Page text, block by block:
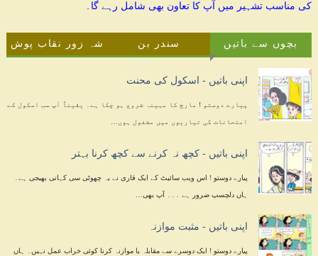
کی مناسب تشہیر میں آپ کا تعاون بھی شامل رہے گا۔
بچوں سے باتیں سندر بن شہ زور نقاب پوش
اپنی باتیں - اسکول کی محنت
پیارے دوستو ! مارچ کا مہینہ شروع ہو چکا ہے۔ یقیناً آپ سب اسکول کے
امتحانات کی تیاریوں میں مشغول ہوں…
اپنی باتیں - کچھ نہ کرنے سے کچھ کرنا بہتر
پیارے دوستو ! اس ویب سائیٹ کے ایک قاری نے یہ چھوٹی سی کہانی بھیجی ہے۔
ہاں دلچسپ ضرور ہے ۔۔۔ آپ بھی…
اپنی باتیں - مثبت موازنہ
پیارے دوستو ! ایک دوسرے سے مقابلہ یا موازنہ کرنا کوئی خراب عمل نہیں۔ ہاں